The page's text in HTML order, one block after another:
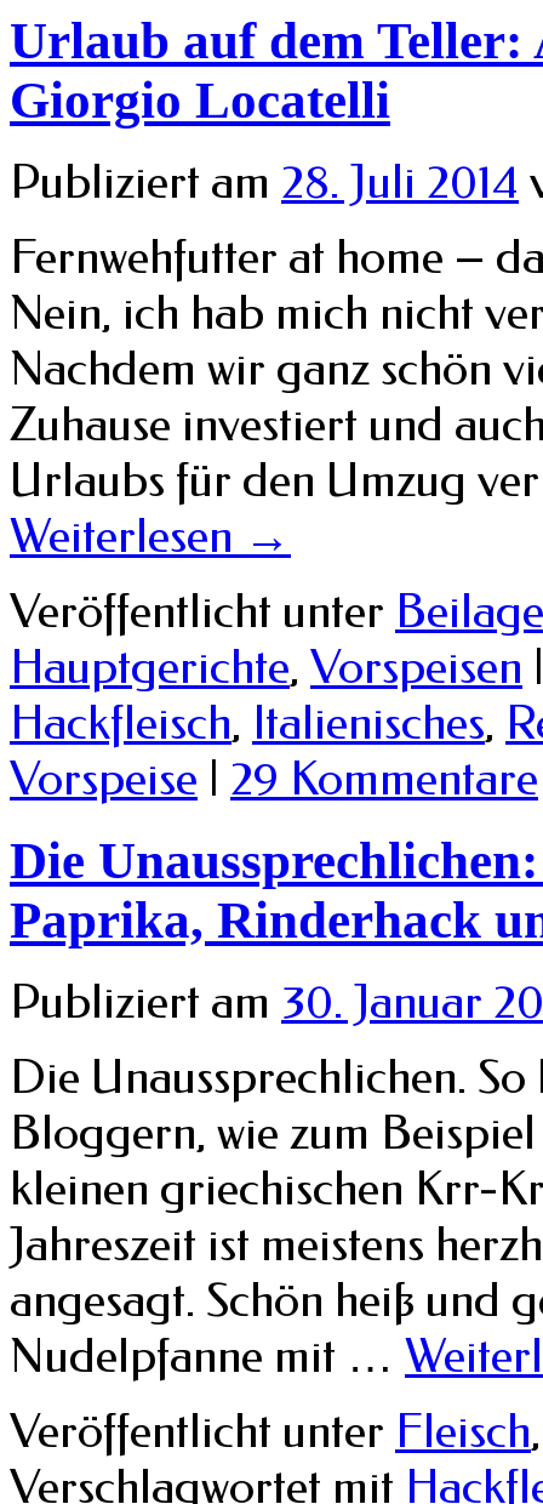
Urlaub auf dem
Giorgio Locatelli
Publiziert am 28. Juli 2014
Fernwehfutter at home –
Nein, ich hab mich nicht
Nachdem wir ganz schön
Zuhause investiert und
Urlaubs für den Umzug
Weiterlesen →
Veröffentlicht unter
Hauptgerichte, Vorspeisen
Hackfleisch, Italienisches,
Vorspeise
29 Kommentare
Die
Paprika, Rinderhack
Publiziert am 30. Januar
Die Unaussprechlichen.
Bloggern, wie zum
kleinen griechischen Krr-
Jahreszeit ist meistens
angesagt. Schön heiß und
Nudelpfanne mit …
Veröffentlicht unter Fleisch
Verschlagwortet mit